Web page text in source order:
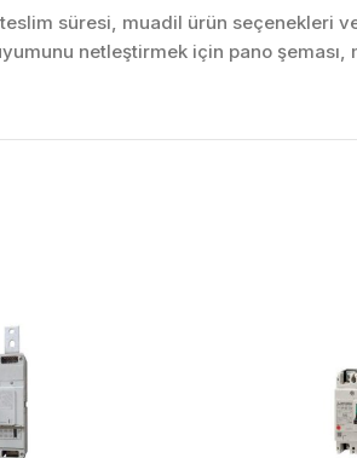
süresi, muadil ürün seçenekleri
netleştirmek için pano